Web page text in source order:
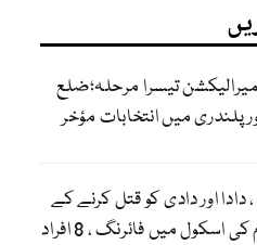
تیسرا مرحلہ؛ضلع
پلندری میں انتخابات مؤخر
دادا اور دادی کو قتل کرنے کے
بعد ملزم کی اسکول میں فائرنگ ، 8 افراد